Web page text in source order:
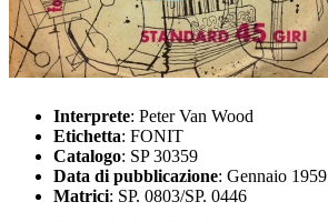
Interprete: Peter Van Wood
Etichetta: FONIT
Catalogo: SP 30359
Data di pubblicazione: Gennaio 1959
Matrici: SP. 0803/SP. 0446